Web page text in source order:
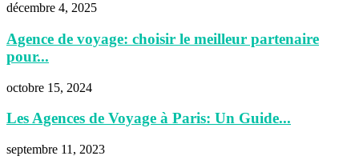
décembre 4, 2025
Agence de voyage: choisir le meilleur partenaire
pour...
octobre 15, 2024
Les Agences de Voyage à Paris: Un Guide...
septembre 11, 2023